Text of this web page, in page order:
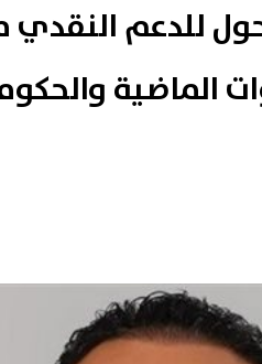
للدعم
الماضية